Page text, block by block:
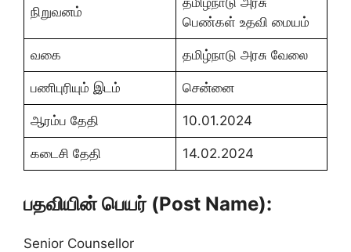
நிறுவனம்
பெண்கள் உதவி மையம்
வகை தமிழ்நாடு அரசு வேலை
பணிபுரியும் இடம் சென்னை
ஆரம்ப தேதி 10.01.2024
கடைசி தேதி 14.02.2024
பதவியின் பெயர் (Post Name):
Senior Counsellor